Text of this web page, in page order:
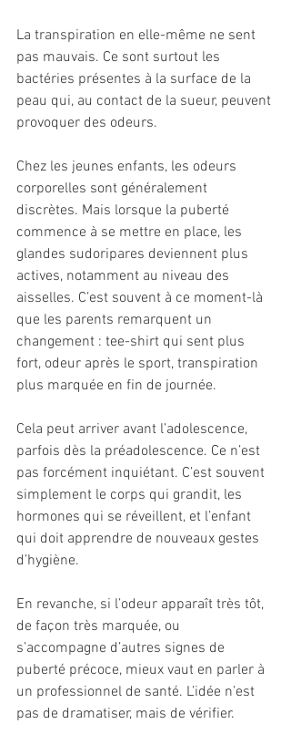
La transpiration en elle-même ne sent
pas mauvais. Ce sont surtout les
bactéries présentes à la surface de la
peau qui, au contact de la sueur, peuvent
provoquer des odeurs.
Chez les jeunes enfants, les odeurs
corporelles sont généralement
discrètes. Mais lorsque la puberté
commence à se mettre en place, les
glandes sudoripares deviennent plus
actives, notamment au niveau des
aisselles. C’est souvent à ce moment-là
que les parents remarquent un
changement : tee-shirt qui sent plus
fort, odeur après le sport, transpiration
plus marquée en fin de journée.
Cela peut arriver avant l’adolescence,
parfois dès la préadolescence. Ce n’est
pas forcément inquiétant. C’est souvent
simplement le corps qui grandit, les
hormones qui se réveillent, et l’enfant
qui doit apprendre de nouveaux gestes
d’hygiène.
En revanche, si l’odeur apparaît très tôt,
de façon très marquée, ou
s’accompagne d’autres signes de
puberté précoce, mieux vaut en parler à
un professionnel de santé. L’idée n’est
pas de dramatiser, mais de vérifier.